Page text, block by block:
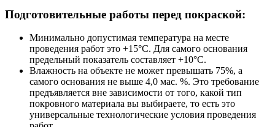
Подготовительные работы перед покраской:
Минимально допустимая температура на месте
проведения работ это +15°С. Для самого основания
предельный показатель составляет +10°С.
Влажность на объекте не может превышать 75%, а
самого основания не выше 4,0 мас. %. Это требование
предъявляется вне зависимости от того, какой тип
покровного материала вы выбираете, то есть это
универсальные технологические условия проведения